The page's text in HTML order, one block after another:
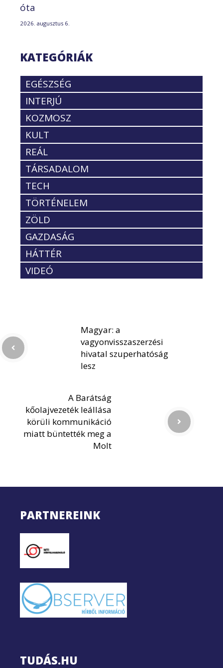
óta
2026. augusztus 6.
KATEGÓRIÁK
EGÉSZSÉG
INTERJÚ
KOZMOSZ
KULT
REÁL
TÁRSADALOM
TECH
TÖRTÉNELEM
ZÖLD
GAZDASÁG
HÁTTÉR
VIDEÓ
Magyar: a
vagyonvisszaszerzési
hivatal szuperhatóság
lesz
A Barátság
kőolajvezeték leállása
körüli kommunikáció
miatt büntették meg a
Molt
PARTNEREINK
TUDÁS.HU